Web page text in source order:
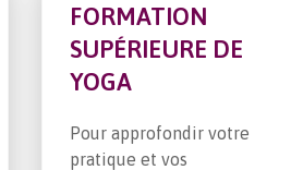
FORMATION
SUPÉRIEURE DE
YOGA
Pour approfondir votre
pratique et vos